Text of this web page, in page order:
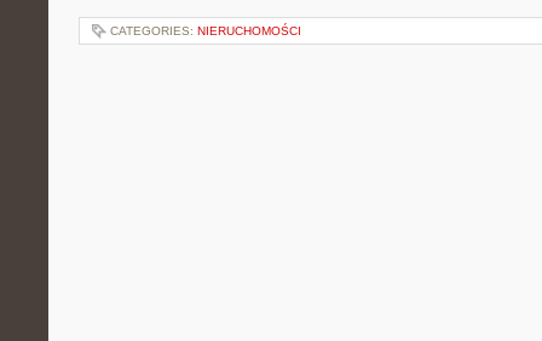
CATEGORIES: NIERUCHOMOŚCI